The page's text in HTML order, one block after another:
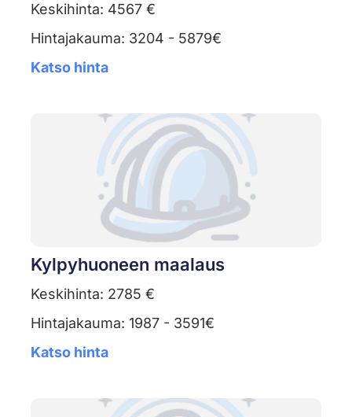
Keskihinta: 4567 €
Hintajakauma: 3204 - 5879€
Katso hinta
Kylpyhuoneen maalaus
Keskihinta: 2785 €
Hintajakauma: 1987 - 3591€
Katso hinta